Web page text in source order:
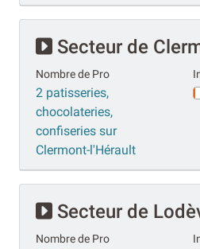
Secteur de
Nombre de Pro
2 patisseries,
chocolateries,
confiseries sur
Clermont-l'Hérault
Secteur de
Nombre de Pro